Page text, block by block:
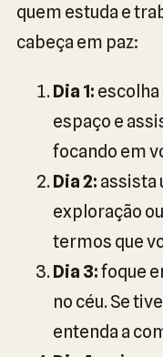
quem estuda e
cabeça em paz:
Dia 1: escolha
espaço e
focando em
Dia 2: assista
exploração
termos que
Dia 3:foque
no céu. Se
entenda a